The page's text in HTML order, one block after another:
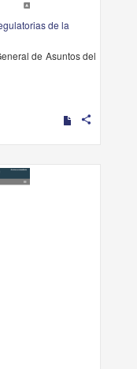
de la
de Asuntos del
share